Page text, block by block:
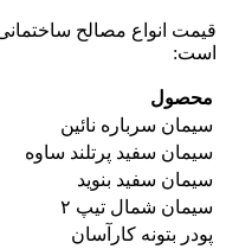
است:
محصول
سیمان سرباره نائین
سیمان سفید پرتلند ساوه
سیمان سفید بنوید
سیمان شمال تیپ ۲
پودر بتونه کارآسان